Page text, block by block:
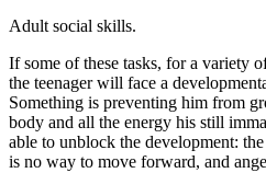
Adult social skills.
If some of these tasks, for a variety
the teenager will face a
Something is preventing him from
body and all the energy his still
able to unblock the development:
is no way to move forward, and